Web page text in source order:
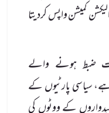
کمیشن واپس کردیتا
ضبط ہونے والے
سیاسی پارٹیوں کے